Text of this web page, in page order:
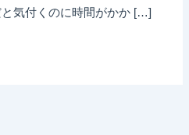
気付くのに時間がかか […]